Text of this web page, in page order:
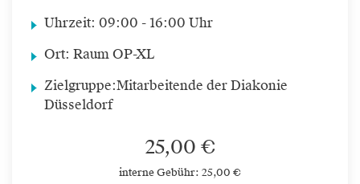
Uhrzeit: 09:00 - 16:00 Uhr
Ort: Raum OP-XL
Zielgruppe:Mitarbeitende der Diakonie
Düsseldorf
25,00 €
interne Gebühr: 25,00 €